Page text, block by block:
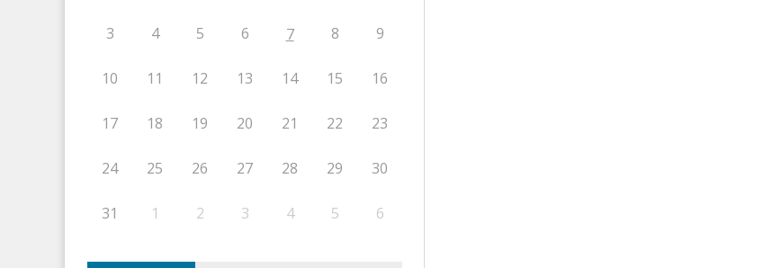
3 4 5 6 7 8 9
10 11 12 13 14 15 16
17 18 19 20 21 22 23
24 25 26 27 28 29 30
31 1 2 3 4 5 6